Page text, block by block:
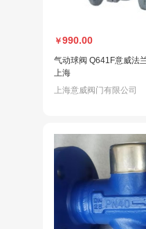
￥990.00
气动球阀 Q641F意威法
上海
上海意威阀门有限公司